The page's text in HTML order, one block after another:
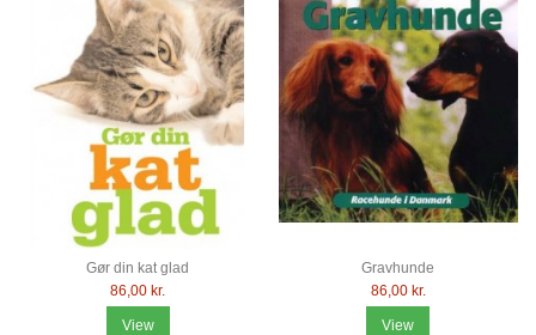
Gør din kat glad
86,00 kr.
View
Gravhunde
86,00 kr.
View